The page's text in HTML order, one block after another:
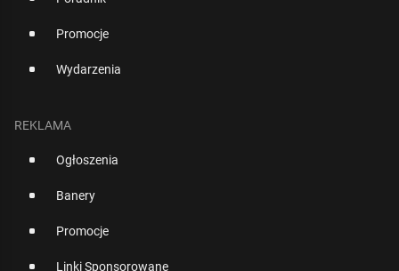
Promocje
Wydarzenia
REKLAMA
Ogłoszenia
Banery
Promocje
Linki Sponsorowane